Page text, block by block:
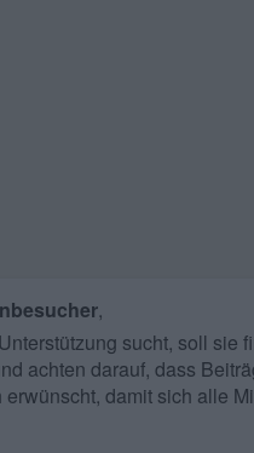
,
sucht, soll sie
achten darauf, dass
erwünscht, damit sich alle